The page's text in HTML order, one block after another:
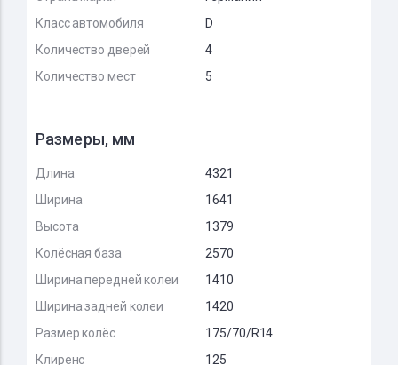
Класс автомобиля
D
Количество дверей
4
Количество мест
5
Размеры, мм
Длина
4321
Ширина
1641
Высота
1379
Колёсная база
2570
Ширина передней колеи
1410
Ширина задней колеи
1420
Размер колёс
175/70/R14
Клиренс
125